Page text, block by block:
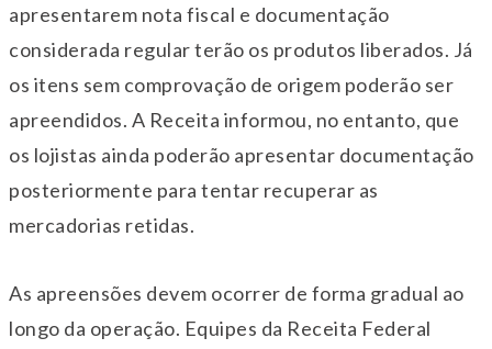
apresentarem nota fiscal e documentação
considerada regular terão os produtos liberados. Já
os itens sem comprovação de origem poderão ser
apreendidos. A Receita informou, no entanto, que
os lojistas ainda poderão apresentar documentação
posteriormente para tentar recuperar as
mercadorias retidas.
As apreensões devem ocorrer de forma gradual ao
longo da operação. Equipes da Receita Federal